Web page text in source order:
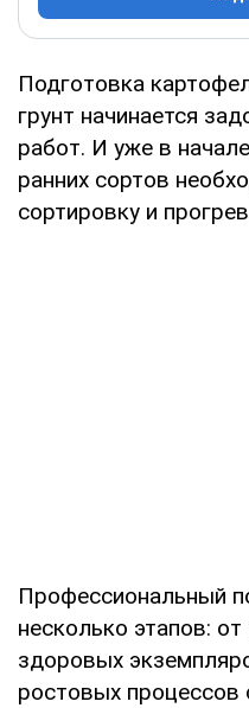
Подготовка
грунт начинается
работ. И уже в
ранних сортов
сортировку и
Профессиональный
несколько этапов:
здоровых
ростовых процессов